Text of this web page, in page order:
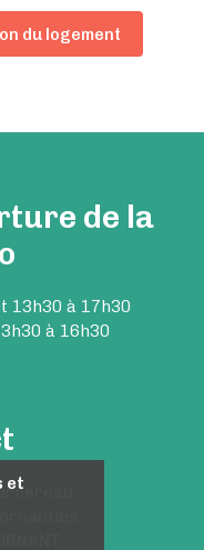
du logement
de la
13h30 à 17h30
à 16h30
et